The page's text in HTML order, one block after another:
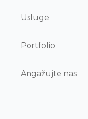
Usluge
Portfolio
Angažujte nas